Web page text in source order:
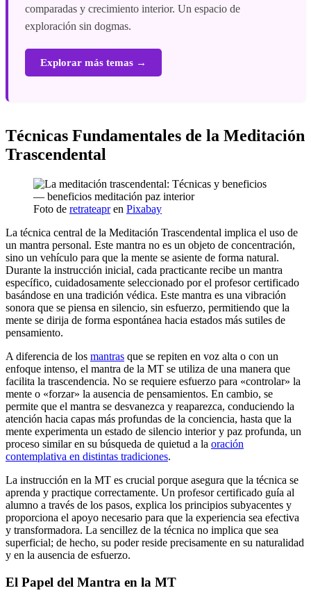
comparadas y crecimiento interior. Un espacio de
exploración sin dogmas.
Explorar más temas →
Técnicas Fundamentales de la Meditación
Trascendental
Foto de retrateapren Pixabay
La técnica central de la Meditación Trascendental implica el uso de
un mantra personal. Este mantra no es un objeto de concentración,
sino un vehículo para que la mente se asiente de forma natural.
Durante la instrucción inicial, cada practicante recibe un mantra
específico, cuidadosamente seleccionado por el profesor certificado
basándose en una tradición védica. Este mantra es una vibración
sonora que se piensa en silencio, sin esfuerzo, permitiendo que la
mente se dirija de forma espontánea hacia estados más sutiles de
pensamiento.
A diferencia de los mantras que se repiten en voz alta o con un
enfoque intenso, el mantra de la MT se utiliza de una manera que
facilita la trascendencia. No se requiere esfuerzo para «controlar» la
mente o «forzar» la ausencia de pensamientos. En cambio, se
permite que el mantra se desvanezca y reaparezca, conduciendo la
atención hacia capas más profundas de la conciencia, hasta que la
mente experimenta un estado de silencio interior y paz profunda, un
proceso similar en su búsqueda de quietud a la oración
contemplativa en distintas tradiciones.
La instrucción en la MT es crucial porque asegura que la técnica se
aprenda y practique correctamente. Un profesor certificado guía al
alumno a través de los pasos, explica los principios subyacentes y
proporciona el apoyo necesario para que la experiencia sea efectiva
y transformadora. La sencillez de la técnica no implica que sea
superficial; de hecho, su poder reside precisamente en su naturalidad
y en la ausencia de esfuerzo.
El Papel del Mantra en la MT